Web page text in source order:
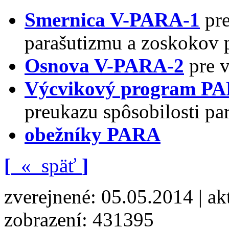
Smernica V-PARA-1
parašutizmu a zoskokov
Osnova V-PARA-2 pre
Výcvikový program
preukazu spôsobilosti
obežníky PARA
[ « späť ]
zverejnené: 05.05.2014 |
zobrazení: 431395